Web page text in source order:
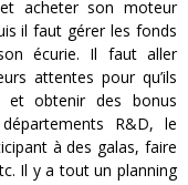
acheter son moteur
il faut gérer les fonds
écurie. Il faut aller
attentes pour qu’ils
et obtenir des bonus
R&D, le
à des galas, faire
Il y a tout un planning